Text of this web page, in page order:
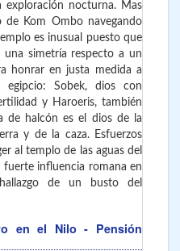
exploración nocturna. Mas
Kom Ombo navegando
es inusual puesto que
simetría respecto a un
honrar en justa medida a
egipcio: Sobek, dios con
y Haroeris, también
de halcón es el dios de la
y de la caza. Esfuerzos
al templo de las aguas del
influencia romana en
de un busto del
en el Nilo - Pensión